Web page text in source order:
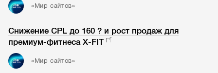
«Мир сайтов»
Снижение CPL до 160 ? и рост продаж для
премиум-фитнеса X-FIT
«Мир сайтов»